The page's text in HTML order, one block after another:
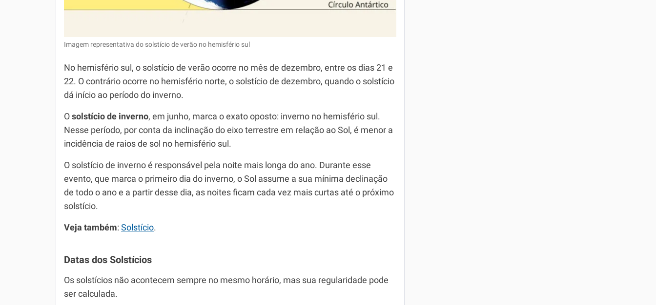
Imagem representativa do solstício de verão no hemisfério sul
No hemisfério sul, o solstício de verão ocorre no mês de dezembro, entre os dias 21 e
22. O contrário ocorre no hemisfério norte, o solstício de dezembro, quando o solstício
dá início ao período do inverno.
O solstício de inverno, em junho, marca o exato oposto: inverno no hemisfério sul.
Nesse período, por conta da inclinação do eixo terrestre em relação ao Sol, é menor a
incidência de raios de sol no hemisfério sul.
O solstício de inverno é responsável pela noite mais longa do ano. Durante esse
evento, que marca o primeiro dia do inverno, o Sol assume a sua mínima declinação
de todo o ano e a partir desse dia, as noites ficam cada vez mais curtas até o próximo
solstício.
Veja também: Solstício.
Datas dos Solstícios
Os solstícios não acontecem sempre no mesmo horário, mas sua regularidade pode
ser calculada.